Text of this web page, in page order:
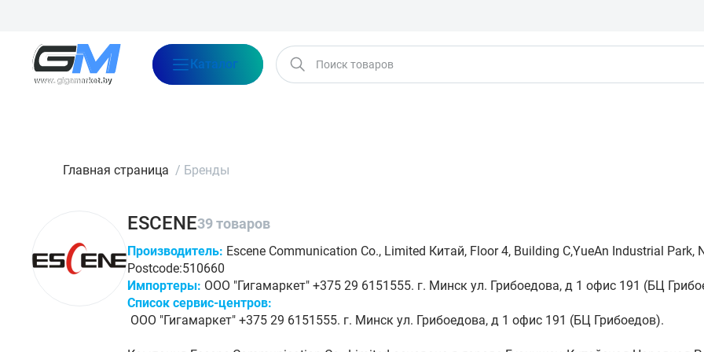
Каталог
Главная страница / Бренды
ESCENE39 товаров
Производитель: Escene Communication Co., Limited Китай, Floor 4, Building C,YueAn Industrial Park,
Postcode:510660
Импортеры: ООО "Гигамаркет" +375 29 6151555. г. Минск ул. Грибоедова, д 1 офис 191 (БЦ
Список сервис-центров:
ООО "Гигамаркет" +375 29 6151555. г. Минск ул. Грибоедова, д 1 офис 191 (БЦ Грибоедов).